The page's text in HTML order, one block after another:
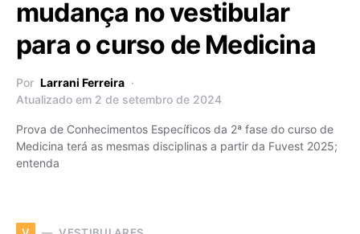
mudança no vestibular
para o curso de Medicina
Por Larrani Ferreira
Atualizado em 2 de setembro de 2024
Prova de Conhecimentos Específicos da 2ª fase do curso de
Medicina terá as mesmas disciplinas a partir da Fuvest 2025;
entenda